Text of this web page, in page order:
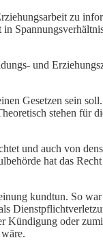
zu
und
Gesetzen sein
stehen für
und auch von
hat das
kundtun. So
oder